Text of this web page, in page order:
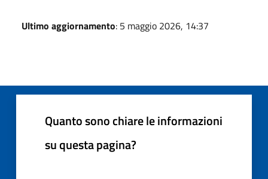
Ultimo aggiornamento: 5 maggio 2026, 14:37
Quanto sono chiare le informazioni
su questa pagina?